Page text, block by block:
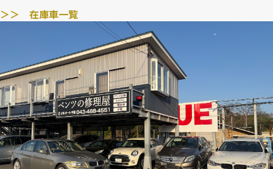
＞＞ 在庫車一覧